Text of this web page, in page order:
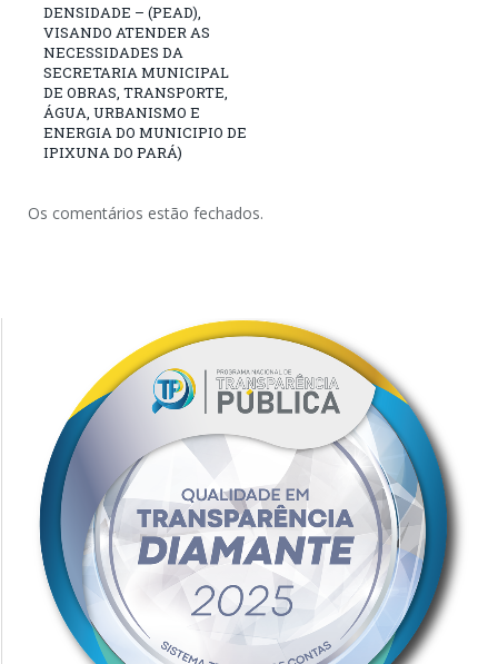
DENSIDADE – (PEAD),
VISANDO ATENDER AS
NECESSIDADES DA
SECRETARIA MUNICIPAL
DE OBRAS, TRANSPORTE,
ÁGUA, URBANISMO E
ENERGIA DO MUNICIPIO DE
IPIXUNA DO PARÁ)
Os comentários estão fechados.